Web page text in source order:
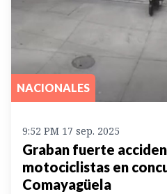
NACIONALES
9:52 PM 17 sep. 2025
Graban fuerte
motociclistas en
Comayagüela